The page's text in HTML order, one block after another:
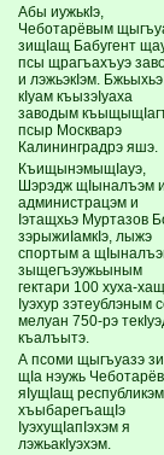
Абы иужькIэ,
Чеботарёвым
зищIащ Бабугент
псы щрагъахъуэ
и лэжьэкIэм. Бжьыхьэ
кIуам къызэIуаха
заводым
псыр Москварэ
Калининградрэ яшэ.
КъищынэмыщIауэ,
Шэрэдж щIыналъэм
администрацэм и
Iэтащхьэ Муртазов
зэрыжиIамкIэ, лыжэ
спортым а
зыщегъэужьыным
гектари 100 хуха-
Iуэхур зэтеублэным
мелуан 750-рэ
къалъытэ.
А псоми щыгъуазэ
щIа нэужь
яIущIащ
хъыбарегъащIэ
IуэхущIапIэхэм я
лэжьакIуэхэм.